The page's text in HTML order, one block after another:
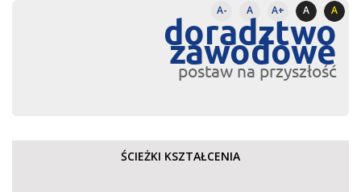
A- A A+ A A
doradztwo
zawodowe
postaw na przyszłość
ŚCIEŻKI KSZTAŁCENIA